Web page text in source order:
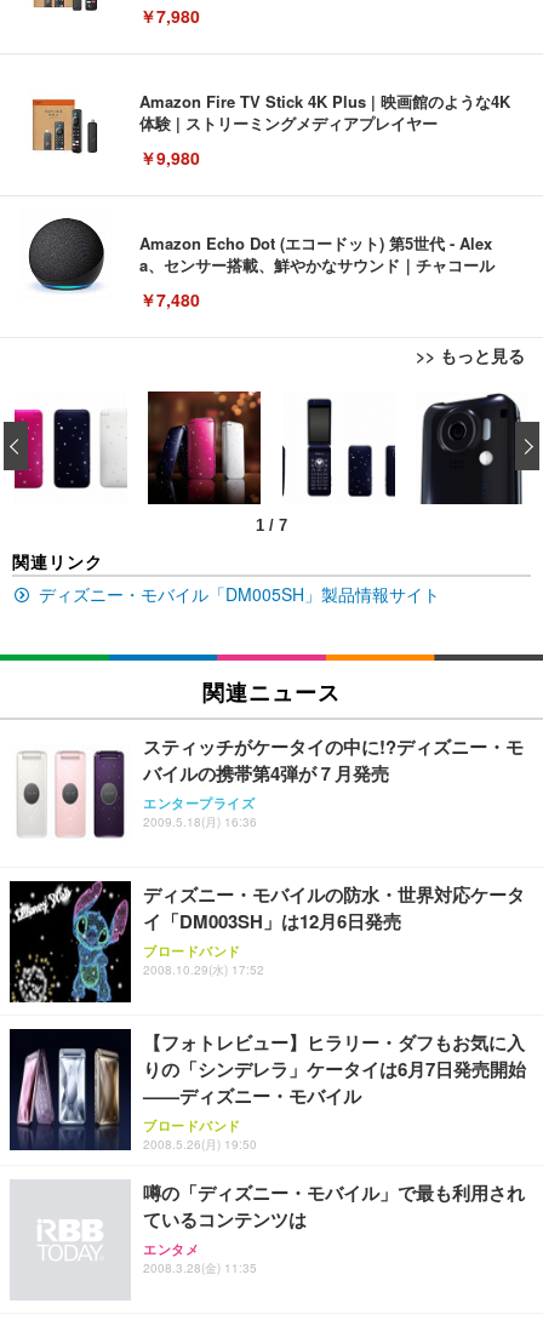
￥7,980
Amazon Fire TV Stick 4K Plus | 映画館のような4K
体験 | ストリーミングメディアプレイヤー
￥9,980
Amazon Echo Dot (エコードット) 第5世代 - Alex
a、センサー搭載、鮮やかなサウンド｜チャコール
￥7,480
>> もっと見る
[EdoErgo] オフィスチェア 椅子 テレワーク 疲れな
い 跳ね上げ式アームレスト コンパクト 約105度ロッ
キング pc 事務椅子 360度回転 座面昇降 強化ナイロ
ン樹脂ベース 通気性メッシュ 在宅ワーク H-WY01
(黒網+黒枠+黒足)
￥5,699
ュチェア 人間工学 疲れない ブラック
Sezlife オフィスチェア デスクチェア 疲れない テレ
ワーク チェア 強化バックレスト 30度ロッキング機
レスト 3Dヘッドレスト ハンガー付き 高反発クッシ
ョン PCチェア 通気性メッシュ ゲーミング/勉強/事
務用 おしゃれ パソコンチェア (ブラック)
￥7,680
Sezlife オフィスチェア デスクチェア 疲れない テレ
レスト 3Dヘッドレスト ハンガー付き 高反発クッシ
ョン PCチェア 通気性メッシュ ゲーミング/勉強/事
務用 おしゃれ パソコンチェア (ホワイト)
￥7,680
ANDWINT オフィスチェア デスクチェア 肘なし メ
ト 幅52×奥行58.5×高さ84～96cm テレワーク 在宅
勤務 ブラック
￥4,139
EIZO ビジネス向けプレミアムモニター | FlexScan
EV3240X-WT | 31.5型4K UHD・USB Type-C・ホワ
イト
￥105,595
イト
【純正品】27"ゲーミングモニター DualSense 充電
フック付き（CFI-ZDM1J）
￥49,979
【整備済み品】Dell E2724HS 27インチ 液晶モニタ
応 ComfortView ビジネス向け
￥15,800
【MiniLED/24.5inch/280Hz/FHD】GRAPHT THE S
像低減 (3年保証 | 輝点保証 | 日本メーカー)
￥34,980
Amazonベーシック ペットシーツ 薄型 レギュラー 1
回使い捨て 無香料 ホワイト 300枚
￥3,373
x2袋(84枚) ホワイト(吸収面:ライトブルー)
ネオ・ルーライフ ネオ・オムツ L 中型犬用 26枚入
り 単品
￥1,800
Smart Basic(スマートベーシック) 【Amazon.co.jp
￥3,670
アイリスオーヤマ ペットシーツ 超厚型 お徳用 レギ
￥3,731
1 / 7
‹
関連リンク
ディズニー・モバイル「DM005SH」製品情報サイト
関連ニュース
スティッチがケータイの中に!?ディズニー・モ
バイルの携帯第4弾が７月発売
エンタープライズ
2009.5.18(月) 16:36
ディズニー・モバイルの防水・世界対応ケータ
イ「DM003SH」は12月6日発売
ブロードバンド
2008.10.29(水) 17:52
【フォトレビュー】ヒラリー・ダフもお気に入
りの「シンデレラ」ケータイは6月7日発売開始
——ディズニー・モバイル
ブロードバンド
2008.5.26(月) 19:50
噂の「ディズニー・モバイル」で最も利用され
ているコンテンツは
エンタメ
2008.3.28(金) 11:35